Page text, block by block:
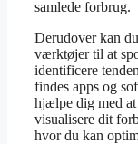
samlede forbrug.
Derudover kan
værktøjer til at
identificere
findes apps og
hjælpe dig med at
visualisere dit
hvor du kan